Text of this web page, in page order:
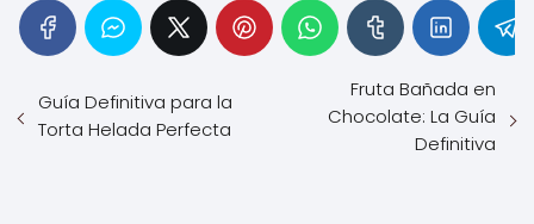
Guía Definitiva para la
Torta Helada Perfecta
Fruta Bañada en
Chocolate: La Guía
Definitiva